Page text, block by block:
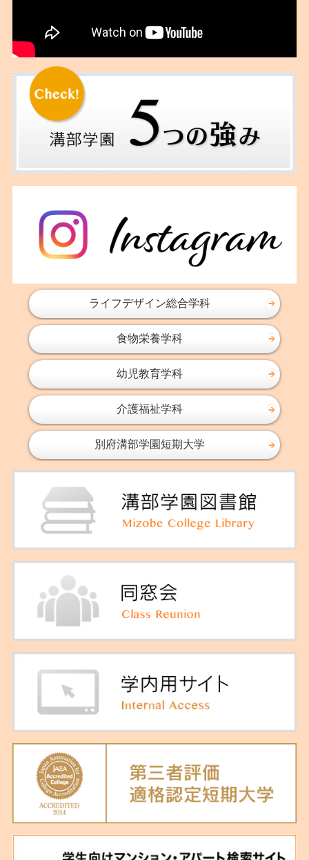
2018年02月
2018年01月
2017年12月
2017年11月
2017年10月
2017年09月
2017年02月
2016年12月
2016年11月
2016年09月
2016年08月
2016年07月
2016年06月
2016年05月
2016年04月
2016年03月
2016年02月
2016年01月
ライフデザイン総合学科
食物栄養学科
幼児教育学科
介護福祉学科
別府溝部学園短期大学